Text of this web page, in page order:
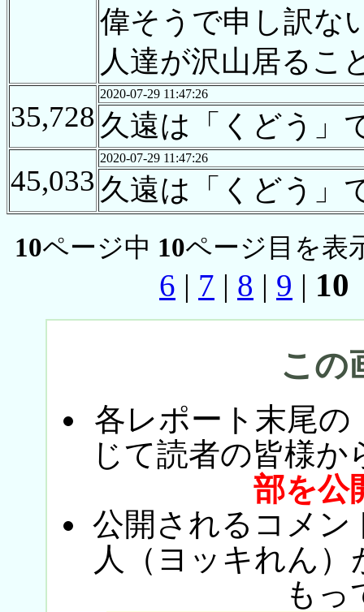
偉そうで申し訳な
人達が沢山居る
35,728
2020-07-29 11:47:26
久遠は「くどう」
45,033
2020-07-29 11:47:26
久遠は「くどう」
10ページ中 10ページ目を表
6 | 7 | 8 | 9 | 10
この
各レポート末尾の
じて読者の皆様か
部を公
公開されるコメン
人（ヨッキれん
もっ